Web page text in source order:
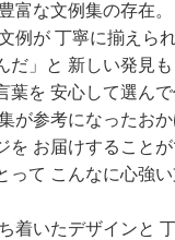
富な文例集の存在
例が 丁寧に揃えら
だ」と 新しい発見
葉を 安心して選ん
が参考になったお
を お届けすること
って こんなに心強
着いたデザインと